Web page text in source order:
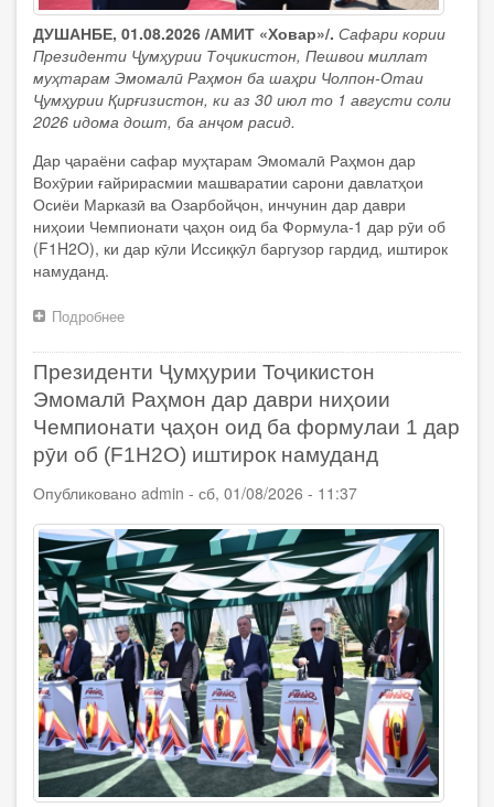
ДУШАНБЕ, 01.08.2026 /АМИТ «Ховар»/. Сафари кории
Президенти Ҷумҳурии Тоҷикистон, Пешвои миллат
муҳтарам Эмомалӣ Раҳмон ба шаҳри Чолпон-Отаи
Ҷумҳурии Қирғизистон, ки аз 30 июл то 1 августи соли
2026 идома дошт, ба анҷом расид.
Дар ҷараёни сафар муҳтарам Эмомалӣ Раҳмон дар
Вохӯрии ғайрирасмии машваратии сарони давлатҳои
Осиёи Марказӣ ва Озарбойҷон, инчунин дар даври
ниҳоии Чемпионати ҷаҳон оид ба Формула-1 дар рӯи об
(F1H2O), ки дар кӯли Иссиқкӯл баргузор гардид, иштирок
намуданд.
Подробнее
кории
Президенти
Ҷумҳурии
Тоҷикистон
Эмомалӣ
Раҳмон
Ҷумҳурии
ба
анҷом
расид
Президенти Ҷумҳурии Тоҷикистон
Эмомалӣ Раҳмон дар даври ниҳоии
Чемпионати ҷаҳон оид ба формулаи 1 дар
рӯи об (F1H2O) иштирок намуданд
Опубликовано admin - сб, 01/08/2026 - 11:37